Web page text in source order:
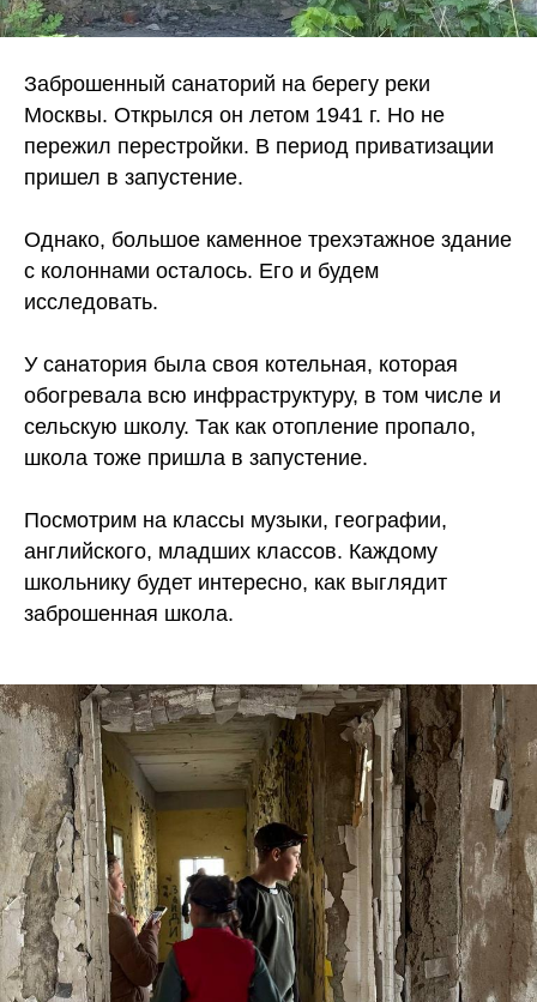
Заброшенный санаторий на берегу реки
Москвы. Открылся он летом 1941 г. Но не
пережил перестройки. В период приватизации
пришел в запустение.
Однако, большое каменное трехэтажное здание
с колоннами осталось. Его и будем
исследовать.
У санатория была своя котельная, которая
обогревала всю инфраструктуру, в том числе и
сельскую школу. Так как отопление пропало,
школа тоже пришла в запустение.
Посмотрим на классы музыки, географии,
английского, младших классов. Каждому
школьнику будет интересно, как выглядит
заброшенная школа.